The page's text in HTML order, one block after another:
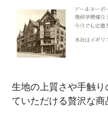
生地の上質さや手触
ていただける贅沢な商